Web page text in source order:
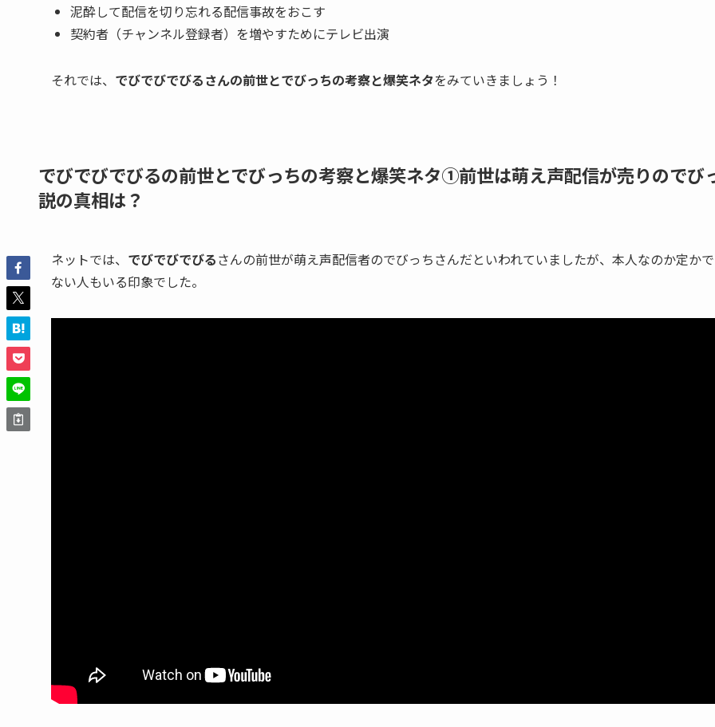
泥酔して配信を切り忘れる配信事故をおこす
契約者（チャンネル登録者）を増やすためにテレビ出演
それでは、 でびでびでびるさんの前世とでびっちの考察と爆笑ネタをみていきましょう！
でびでびでびるの前世とでびっちの考察と爆笑ネタ①前世は萌え声配信が売りのでび
説の真相は？
ネットでは、 でびでびでびるさんの前世が萌え声配信者のでびっちさんだといわれていましたが、本人なのか定か
ない人もいる印象でした。